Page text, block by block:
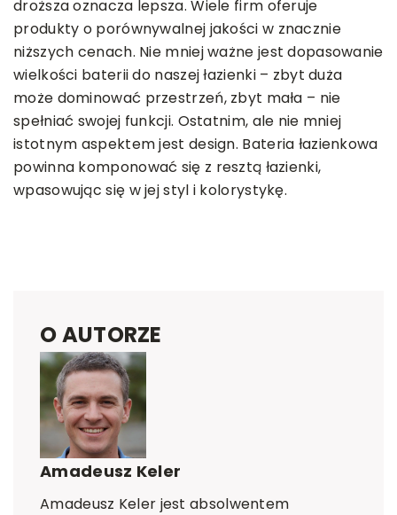
droższa oznacza lepsza. Wiele firm oferuje
produkty o porównywalnej jakości w znacznie
niższych cenach. Nie mniej ważne jest dopasowanie
wielkości baterii do naszej łazienki – zbyt duża
może dominować przestrzeń, zbyt mała – nie
spełniać swojej funkcji. Ostatnim, ale nie mniej
istotnym aspektem jest design. Bateria łazienkowa
powinna komponować się z resztą łazienki,
wpasowując się w jej styl i kolorystykę.
O AUTORZE
Amadeusz Keler
Amadeusz Keler jest absolwentem